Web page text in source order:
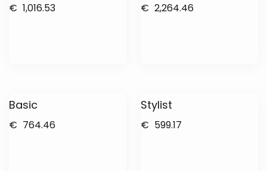
€ 1,016.53 € 2,264.46
Basic
€ 764.46
Stylist
€ 599.17